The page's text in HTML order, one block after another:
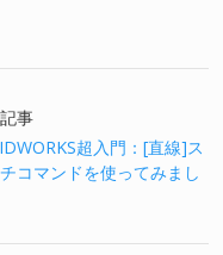
事
超入門：[直線]ス
コマンドを使ってみまし